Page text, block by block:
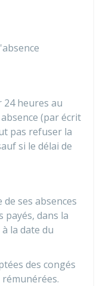
heures au
(par écrit
pas refuser la
si le délai de
ses absences
payés, dans la
la date du
des congés